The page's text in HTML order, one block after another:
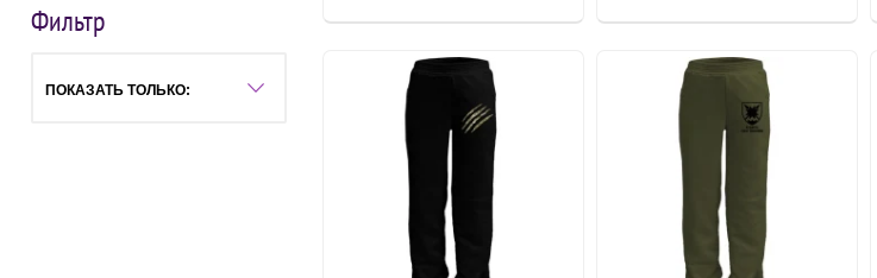
Фильтр
ПОКАЗАТЬ ТОЛЬКО: